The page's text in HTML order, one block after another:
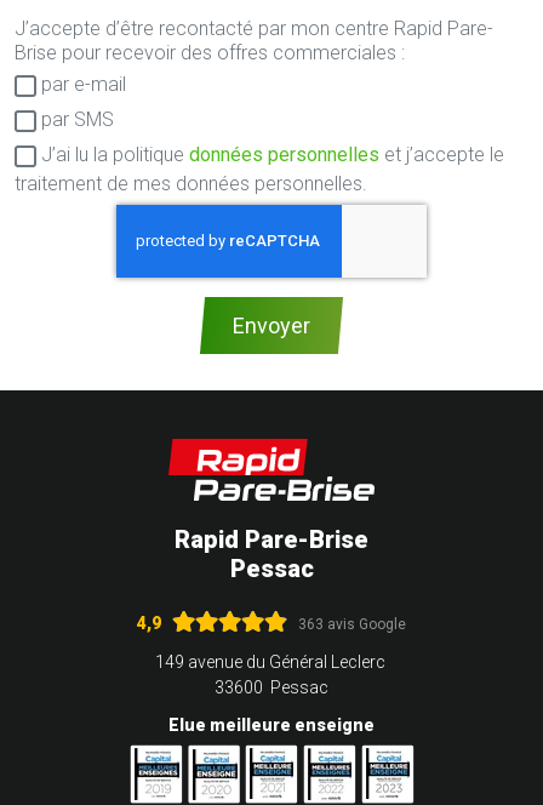
Consentement
RGPD
J’accepte d’être recontacté par mon centre Rapid Pare-
Brise pour recevoir des offres commerciales :
par e-mail
par SMS
J’ai lu la politique données personnelles et j’accepte le
traitement de mes données personnelles.
Envoyer
Rapid Pare-Brise
Pessac
4,9 363 avis Google
149 avenue du Général Leclerc
33600 Pessac
Elue meilleure enseigne